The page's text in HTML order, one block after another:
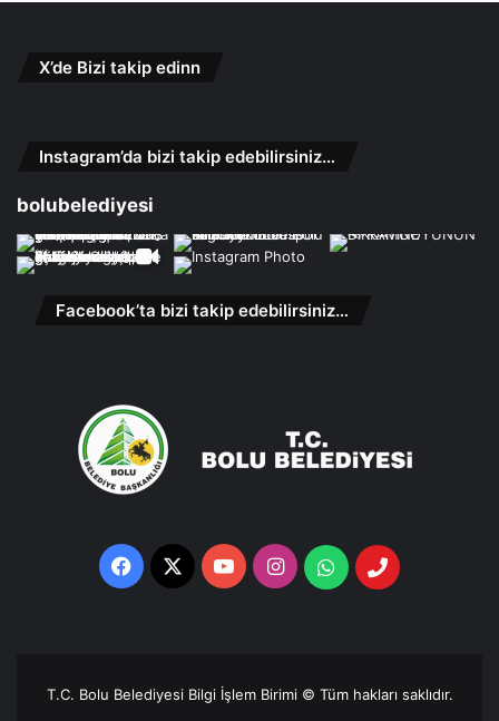
X’de Bizi takip edinn
Instagram’da bizi takip edebilirsiniz…
bolubelediyesi
Facebook’ta bizi takip edebilirsiniz…
Facebook
X YouTubeInstagramWhatsappTelefon
T.C. Bolu Belediyesi Bilgi İşlem Birimi © Tüm hakları saklıdır.